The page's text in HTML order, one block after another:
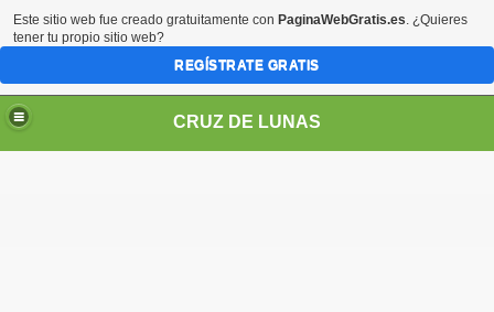
CRUZ DE LUNAS
Este sitio web fue creado gratuitamente con PaginaWebGratis.es. ¿Quieres
tener tu propio sitio web?
REGÍSTRATE GRATIS